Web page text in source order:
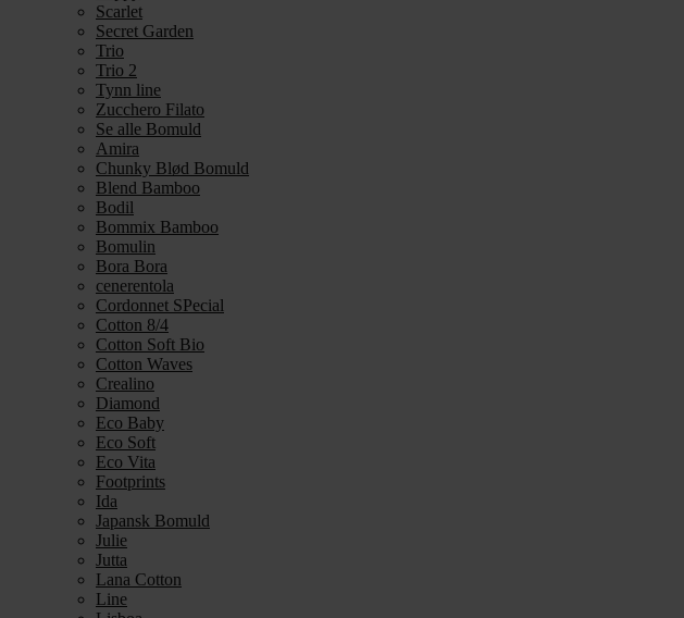
Scarlet
Secret Garden
Trio
Trio 2
Tynn line
Zucchero Filato
Se alle Bomuld
Amira
Chunky Blød Bomuld
Blend Bamboo
Bodil
Bommix Bamboo
Bomulin
Bora Bora
cenerentola
Cordonnet SPecial
Cotton 8/4
Cotton Soft Bio
Cotton Waves
Crealino
Diamond
Eco Baby
Eco Soft
Eco Vita
Footprints
Ida
Japansk Bomuld
Julie
Jutta
Lana Cotton
Line